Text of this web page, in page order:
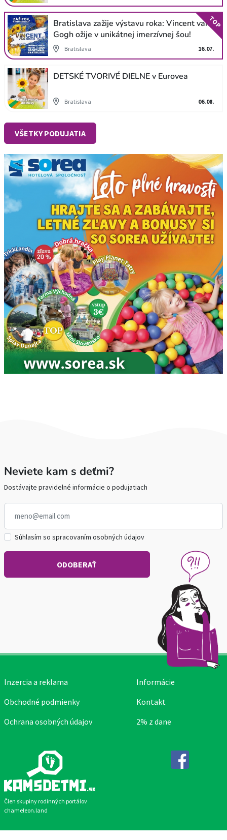
Bratislava zažije výstavu roka: Vincent van
Gogh ožije v unikátnej imerzívnej šou!
Bratislava 16.07.
TOP
DETSKÉ TVORIVÉ DIELNE v Eurovea
Bratislava 06.08.
VŠETKY PODUJATIA
Neviete kam s deťmi?
Dostávajte pravidelné informácie o podujatiach
Súhlasím so spracovaním osobných údajov
Člen skupiny rodinných portálov
chameleon.land
Inzercia a reklama
Obchodné podmienky
Ochrana osobných údajov
Informácie
Kontakt
2% z dane